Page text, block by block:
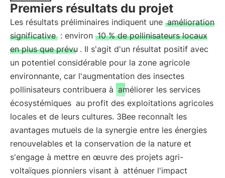
Premiers résultats du projet
Les résultats préliminaires indiquent une amélioration
significative : environ 10 % de pollinisateurs locaux
en plus que prévu . Il s'agit d'un résultat positif avec
un potentiel considérable pour la zone agricole
environnante, car l'augmentation des insectes
pollinisateurs contribuera à améliorer les services
écosystémiques au profit des exploitations agricoles
locales et de leurs cultures. 3Bee reconnaît les
avantages mutuels de la synergie entre les énergies
renouvelables et la conservation de la nature et
s'engage à mettre en œuvre des projets agri-
voltaïques pionniers visant à atténuer l'impact